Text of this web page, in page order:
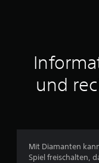
und
Mit Diamanten
Spiel freischalten,